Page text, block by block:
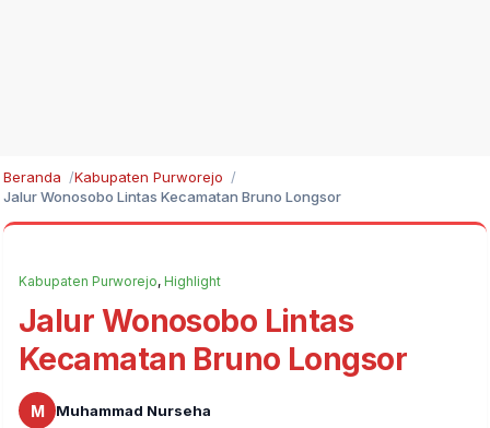
Beranda
Kabupaten Purworejo
Jalur Wonosobo Lintas Kecamatan Bruno Longsor
Kabupaten Purworejo, Highlight
Jalur Wonosobo Lintas
Kecamatan Bruno Longsor
M
Muhammad Nurseha